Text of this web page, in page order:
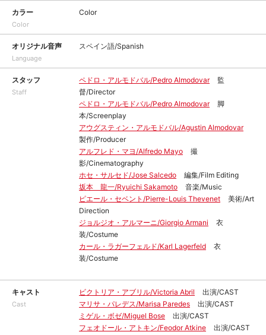
カラー
Color
Color
オリジナル音声
Language
スペイン語/Spanish
スタッフ
Staff
ペドロ・アルモドバル/Pedro Almodovar
監
督/Director
ペドロ・アルモドバル/Pedro Almodovar
脚
本/Screenplay
アウグスティン・アルモドバル/Agustin Almodovar
製作/Producer
アルフレド・マヨ/Alfredo Mayo
撮
影/Cinematography
ホセ・サルセド/Jose Salcedo
編集/Film Editing
坂本 龍一/Ryuichi Sakamoto
音楽/Music
ピエール・セベント/Pierre-Louis Thevenet
美術/Art
Direction
ジョルジオ・アルマーニ/Giorgio Armani
衣
装/Costume
カール・ラガーフェルド/Karl Lagerfeld
衣
装/Costume
キャスト
Cast
ビクトリア・アブリル/Victoria Abril
出演/CAST
マリサ・パレデス/Marisa Paredes
出演/CAST
ミゲル・ボゼ/Miguel Bose
出演/CAST
フェオドール・アトキン/Feodor Atkine
出演/CAST